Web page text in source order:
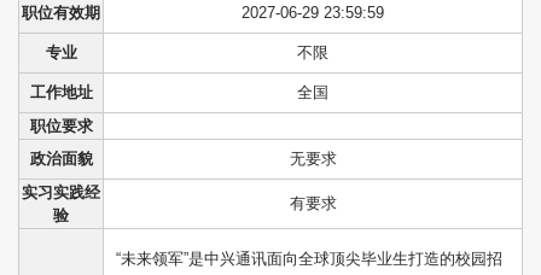
职位有效期 2027-06-29 23:59:59
专业 不限
工作地址
全国
职位要求
政治面貌
无要求
实习实践经
验
有要求
“未来领军”是中兴通讯面向全球顶尖毕业生打造的校园招